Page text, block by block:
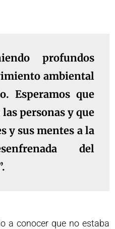
profundos
ambiental
Esperamos que
personas y que
y sus mentes a la
del
a conocer que no estaba